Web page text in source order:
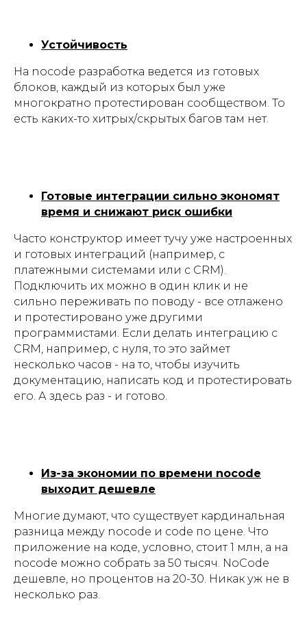
Устойчивость
На nocode разработка ведется из готовых
блоков, каждый из которых был уже
многократно протестирован сообществом. То
есть каких-то хитрых/скрытых багов там нет.
Готовые интеграции сильно экономят
время и снижают риск ошибки
Часто конструктор имеет тучу уже настроенных
и готовых интеграций (например, с
платежными системами или с CRM).
Подключить их можно в один клик и не
сильно переживать по поводу - все отлажено
и протестировано уже другими
программистами. Если делать интеграцию с
CRM, например, с нуля, то это займет
несколько часов - на то, чтобы изучить
документацию, написать код и протестировать
его. А здесь раз - и готово.
Из-за экономии по времени nocode
выходит дешевле
Многие думают, что существует кардинальная
разница между nocode и code по цене. Что
приложение на коде, условно, стоит 1 млн, а на
nocode можно собрать за 50 тысяч. NoCode
дешевле, но процентов на 20-30. Никак уж не в
несколько раз.